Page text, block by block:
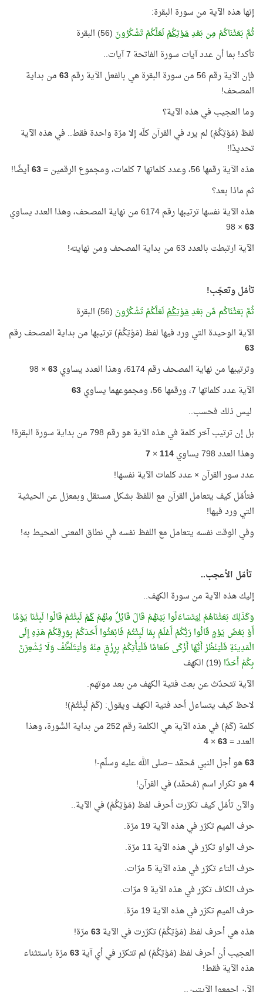
إنها هذه الآية من سورة البقرة:
ثُمَّ بَعَثْنَاكُمْ مِن بَعْدِمَوْتِكُمْلَعَلَّكُمْ تَشْكُرُونَ (56) البقرة
تأكد! بما أن عدد آيات سورة الفاتحة 7 آيات..
فإن الآية رقم 56 من سورة البقرة هي بالفعل الآية رقم
63من بداية
المصحف!
وما العجيب في هذه الآية؟
لفظ (مَوْتِكُمْ) لم يرد في القرآن كلّه إلا مرّة واحدة فقط.. في هذه الآية
تحديدًا!
هذه الآية رقمها 56، وعدد كلماتها 7 كلمات، ومجموع الرقمين =
63أيضًا!
ثم ماذا بعد؟
هذه الآية نفسها ترتيبها رقم 6174 من نهاية المصحف، وهذا العدد يساوي
63
× 98
الآية ارتبطت بالعدد 63 من بداية المصحف ومن نهايته!
تأمّل وتعجّب!
ثُمَّ بَعَثْنَاكُم مِّن بَعْدِمَوْتِكُمْلَعَلَّكُمْ تَشْكُرُونَ (56) البقرة
الآية الوحيدة التي ورد فيها لفظ (مَوْتِكُمْ) ترتيبها من بداية المصحف رقم
63
وترتيبها من نهاية المصحف رقم 6174، وهذا العدد يساوي
63
× 98
الآية عدد كلماتها 7، ورقمها 56، ومجموعهما يساوي
63
ليس ذلك فحسب..
بل إن ترتيب آخر كلمة في هذه الآية هو رقم 798 من بداية سورة البقرة!
وهذا العدد 798 يساوي
114
×
عدد سور القرآن × عدد كلمات الآية نفسها!
فتأمّل كيف يتعامل القرآن مع اللفظ بشكل مستقل وبمعزل عن الحيثية
التي ورد فيها!
وفي الوقت نفسه يتعامل مع اللفظ نفسه في نطاق المعنى المحيط به!
تأمّل الأعجب..
إليك هذه الآية من سورة الكهف..
وَكَذَلِكَ بَعَثْنَاهُمْ لِيَتَسَاءَلُوا بَيْنَهُمْ قَالَ قَائِلٌ مِنْهُمْكَمْلَبِثْتُمْ قَالُوا لَبِثْنَا يَوْمًا
أَوْ بَعْضَ يَوْمٍ قَالُوا رَبُّكُمْ أَعْلَمُ بِمَا لَبِثْتُمْ فَابْعَثُوا أَحَدَكُمْ بِوَرِقِكُمْ هَذِهِ إِلَى
الْمَدِينَةِ فَلْيَنْظُرْ أَيُّهَا أَزْكَى طَعَامًا فَلْيَأْتِكُمْ بِرِزْقٍ مِنْهُ وَلْيَتَلَطَّفْ وَلَا يُشْعِرَنَّ
بِكُمْ أَحَدًا (19) الكهف
الآية تتحدّث عن بعث فتية الكهف من بعد موتهم.
لاحظ كيف يتساءل أحد فتية الكهف ويقول: (كَمْ لَبِثْتُمْ)!
كلمة (كَمْ) في هذه الآية هي الكلمة رقم 252 من بداية السُّورة، وهذا
العدد =63
×
4
63هو أجل النبي مُحمَّد –صلى الله عليه وسلّم-!
4هو تكرار اسم (مُحمَّد) في القرآن!
والآن تأمّل كيف تكرّرت أحرف لفظ (مَوْتِكُمْ) في الآية..
حرف الميم تكرّر في هذه الآية 19 مرّة.
حرف الواو تكرّر في هذه الآية 11 مرّة.
حرف التاء تكرّر في هذه الآية 5 مرّات.
حرف الكاف تكرّر في هذه الآية 9 مرّات.
حرف الميم تكرّر في هذه الآية 19 مرّة.
هذه هي أحرف لفظ (مَوْتِكُمْ) تكرّرت في الآية63مرّة!
العجيب أن أحرف لفظ (مَوْتِكُمْ) لم تتكرّر في أي آية63مرّة باستثناء
هذه الآية فقط!